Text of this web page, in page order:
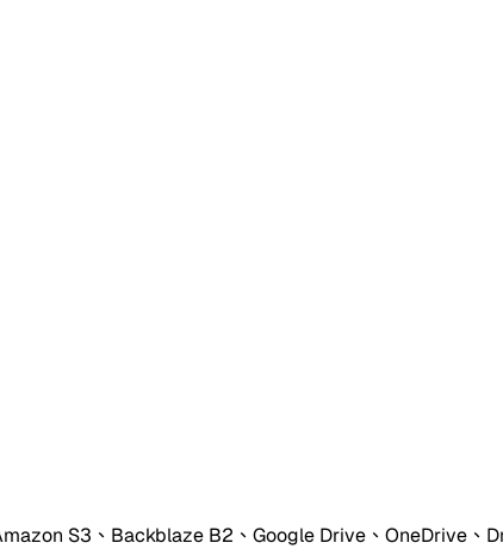
S3、Backblaze B2、Google Drive、OneDrive、